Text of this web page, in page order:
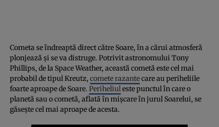
Cometa se îndreaptă direct către Soare, în a cărui atmosferă
plonjează şi se va distruge. Potrivit astronomului Tony
Phillips, de la Space Weather, această cometă este cel mai
probabil de tipul Kreutz, comete razantecare au periheliile
foarte aproape de Soare. Periheliuleste punctul în care o
planetă sau o cometă, aflată în mişcare în jurul Soarelui, se
găseşte cel mai aproape de acesta.